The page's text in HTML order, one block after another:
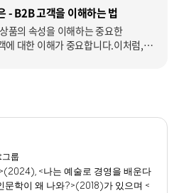
율은 - B2B 고객을 이해하는 법
의 속성을 이해하는 중요한
대한 이해가 중요합니다.이처럼,
방법에 대해 더 자세히 살펴보도록
룹
<나는 예술로 경영을 배운다
학이 왜 나와?>(2018)가 있으며 <